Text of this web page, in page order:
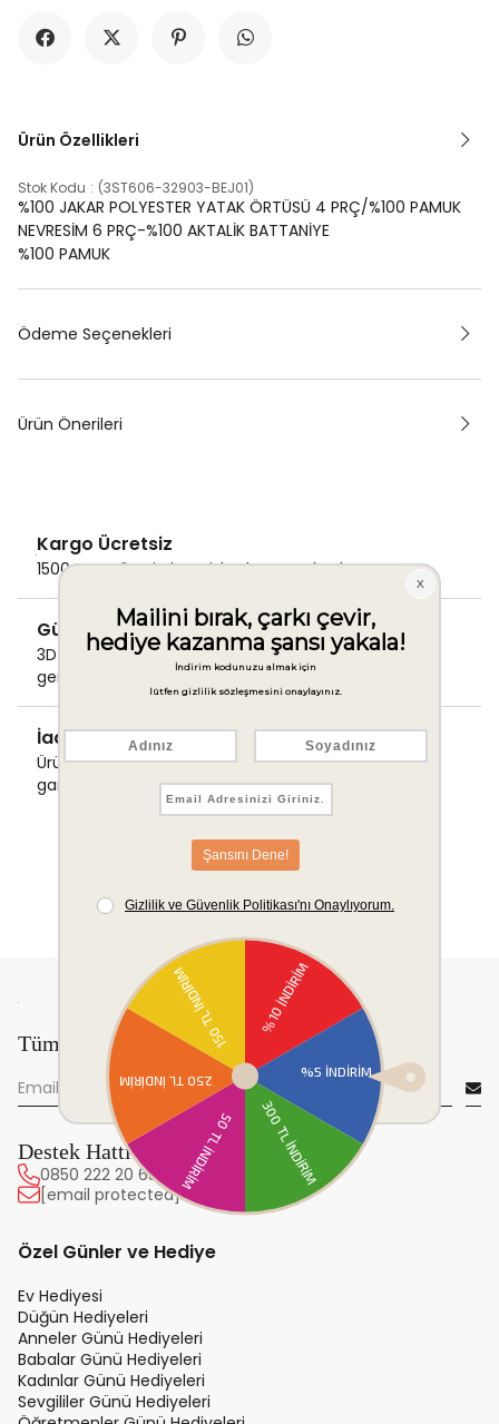
Ürün Özellikleri
Stok Kodu (3ST606-32903-BEJ01)
%100 JAKAR POLYESTER YATAK ÖRTÜSÜ 4 PRÇ/%100 PAMUK
NEVRESİM 6 PRÇ-%100 AKTALİK BATTANİYE
%100 PAMUK
Ödeme Seçenekleri
Ürün Önerileri
Kargo Ücretsiz
1500 TL ve üzeri alışverişlerde Kargo bedava!
Güvenli Ödeme
3D Secure ile güvenli ödemenizi
gerçekleştirin.
İade & Değişim Garantisi
Ürünlerinizde sorunsuz iade ve değişim
garantisi.
Tüm yeniliklerden önce sen haberdar ol!
Destek Hattı
0850 222 20 63
[email protected]
Özel Günler ve Hediye
Ev Hediyesi
Düğün Hediyeleri
Anneler Günü Hediyeleri
Babalar Günü Hediyeleri
Kadınlar Günü Hediyeleri
Sevgililer Günü Hediyeleri